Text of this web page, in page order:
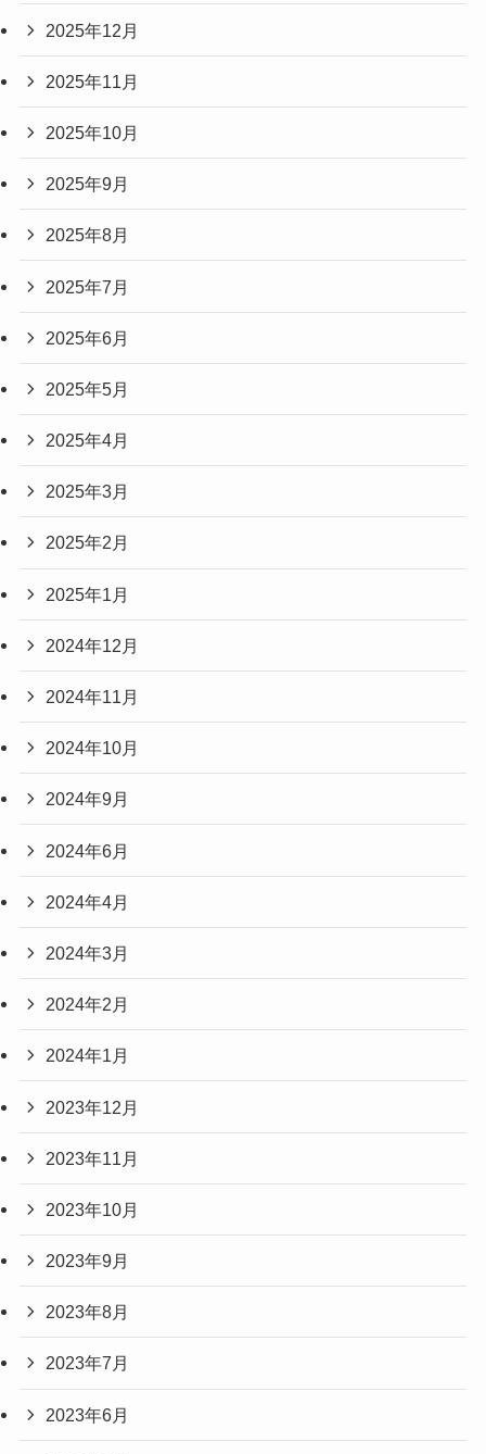
2025年12月
2025年11月
2025年10月
2025年9月
2025年8月
2025年7月
2025年6月
2025年5月
2025年4月
2025年3月
2025年2月
2025年1月
2024年12月
2024年11月
2024年10月
2024年9月
2024年6月
2024年4月
2024年3月
2024年2月
2024年1月
2023年12月
2023年11月
2023年10月
2023年9月
2023年8月
2023年7月
2023年6月